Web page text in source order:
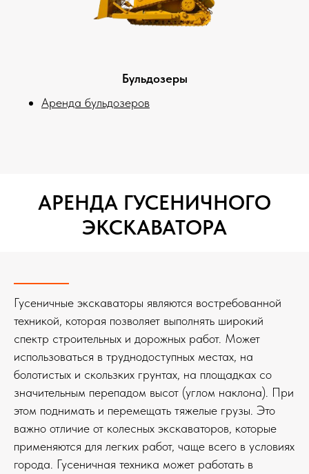
Бульдозеры
Аренда бульдозеров
АРЕНДА ГУСЕНИЧНОГО
ЭКСКАВАТОРА
Гусеничные экскаваторы являются востребованной
техникой, которая позволяет выполнять широкий
спектр строительных и дорожных работ. Может
использоваться в труднодоступных местах, на
болотистых и скользких грунтах, на площадках со
значительным перепадом высот (углом наклона). При
этом поднимать и перемещать тяжелые грузы. Это
важно отличие от колесных экскаваторов, которые
применяются для легких работ, чаще всего в условиях
города. Гусеничная техника может работать в